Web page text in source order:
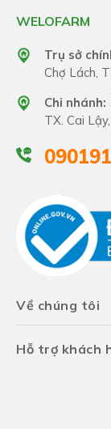
WELOFARM
Trụ sở
Chợ Lách,
Chi nhánh:
TX. Cai
Về chúng tôi
Hỗ trợ khách